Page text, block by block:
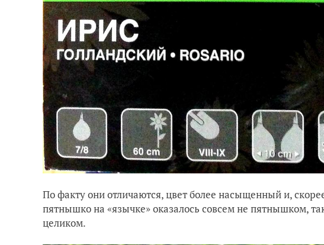
По факту они отличаются, цвет более насыщенный и,
пятнышко на «язычке» оказалось совсем не пятнышком,
целиком.